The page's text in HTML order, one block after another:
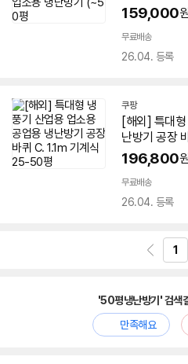
159,000
무료배송
26.04. 등록
쿠팡
[해외] 특대
난방기 공장
196,800
무료배송
26.04. 등록
1
'50평냉난방기' 검색
만족해요